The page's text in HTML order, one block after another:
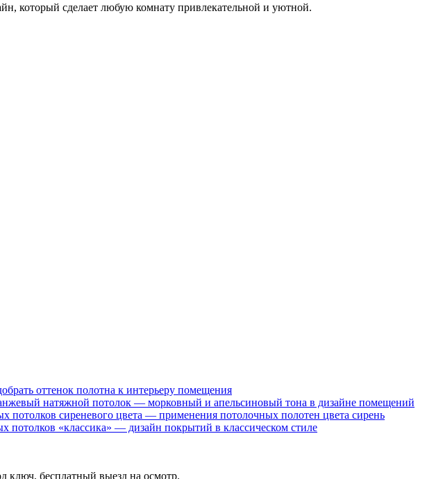
который сделает любую комнату привлекательной и уютной.
оттенок полотна к интерьеру помещения
натяжной потолок — морковный и апельсиновый тона в дизайне помещений
потолков сиреневого цвета — применения потолочных полотен цвета сирень
потолков «классика» — дизайн покрытий в классическом стиле
ключ, бесплатный выезд на осмотр.